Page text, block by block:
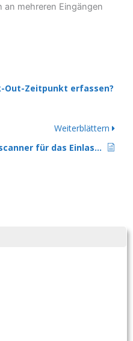
an mehreren Eingängen
Out-Zeitpunkt erfassen?
Weiterblättern
Können Sie uns einen Handscanner für das Einlassmanagement empfehlen?